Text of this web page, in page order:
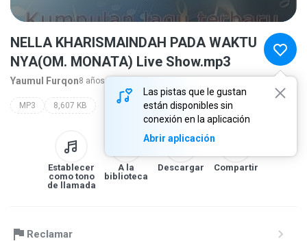
Las pistas que le gustan
están disponibles sin
conexión en la aplicación
Abrir aplicación
NELLA KHARISMAINDAH PADA WAKTU
NYA(OM. MONATA) Live Show.mp3
Yaumul Furqon8 años atrás
MP3 8,607 KB
Establecer
como tono
de llamada
A la
biblioteca
Descargar Compartir
Reclamar